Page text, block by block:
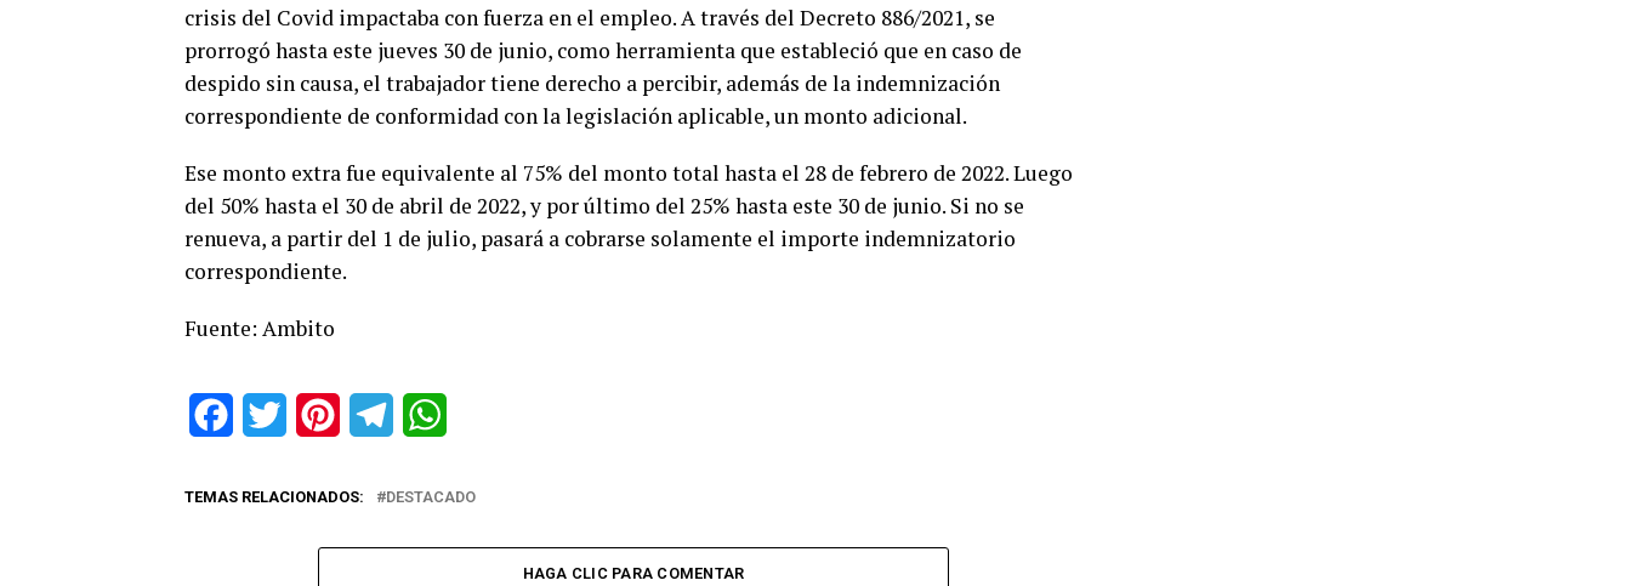
crisis del Covid impactaba con fuerza en el empleo. A través del Decreto 886/2021, se
prorrogó hasta este jueves 30 de junio, como herramienta que estableció que en caso de
despido sin causa, el trabajador tiene derecho a percibir, además de la indemnización
correspondiente de conformidad con la legislación aplicable, un monto adicional.
Ese monto extra fue equivalente al 75% del monto total hasta el 28 de febrero de 2022. Luego
del 50% hasta el 30 de abril de 2022, y por último del 25% hasta este 30 de junio. Si no se
renueva, a partir del 1 de julio, pasará a cobrarse solamente el importe indemnizatorio
correspondiente.
Fuente: Ambito
FacebookTwitter PinterestTelegram
TEMAS RELACIONADOS: DESTACADO
HAGA CLIC PARA COMENTAR